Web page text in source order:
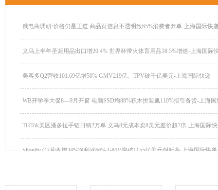
俄电商调研:价格仍是王道 商品页信息不透明致65%消费者弃单-上海国际快
义乌上半年圣诞用品出口增20.4% 世界杯带火体育用品38.5%增速-上海国际
美客多Q2营收101.69亿增50% GMV219亿、TPV破千亿美元-上海国际快递
WB开学季大促8—9月开窗 电脑SSD增88%积木拼装飙110%指引备货-上海国
TikTok美区潘多拉手链日销2万单 义乌8元成本卖8美元差价超7倍-上海国际
Shopify Q2营收增34%净利涨66% GMV突破1155亿美元创新高-上海国际快递